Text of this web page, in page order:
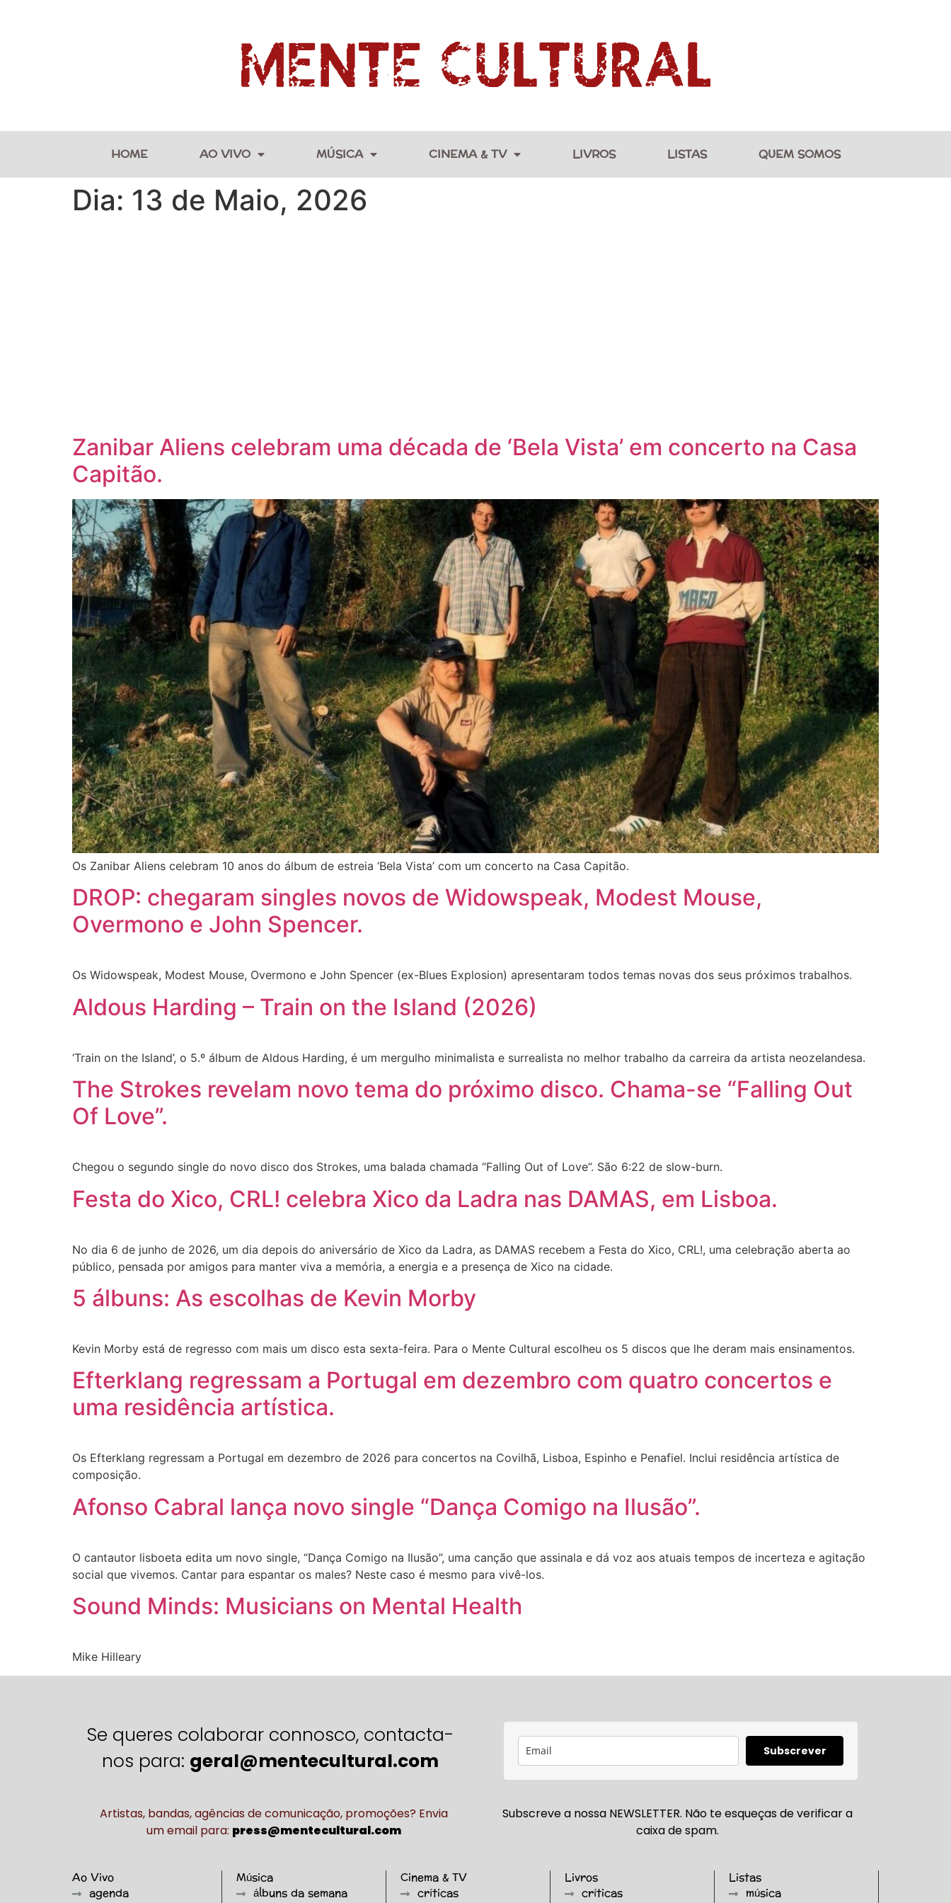
HOME AO VIVO MÚSICA CINEMA & TV LIVROS LISTAS QUEM SOMOS
Dia: 13 de Maio, 2026
Zanibar Aliens celebram uma década de ‘Bela Vista’ em concerto na Casa
Capitão.
Os Zanibar Aliens celebram 10 anos do álbum de estreia ‘Bela Vista’ com um concerto na Casa Capitão.
DROP: chegaram singles novos de Widowspeak, Modest Mouse,
Overmono e John Spencer.
Os Widowspeak, Modest Mouse, Overmono e John Spencer (ex-Blues Explosion) apresentaram todos temas novas dos seus próximos trabalhos.
Aldous Harding – Train on the Island (2026)
‘Train on the Island’, o 5.º álbum de Aldous Harding, é um mergulho minimalista e surrealista no melhor trabalho da carreira da artista neozelandesa.
The Strokes revelam novo tema do próximo disco. Chama-se “Falling Out
Of Love”.
Chegou o segundo single do novo disco dos Strokes, uma balada chamada “Falling Out of Love”. São 6:22 de slow-burn.
Festa do Xico, CRL! celebra Xico da Ladra nas DAMAS, em Lisboa.
No dia 6 de junho de 2026, um dia depois do aniversário de Xico da Ladra, as DAMAS recebem a Festa do Xico, CRL!, uma celebração aberta ao
público, pensada por amigos para manter viva a memória, a energia e a presença de Xico na cidade.
5 álbuns: As escolhas de Kevin Morby
Kevin Morby está de regresso com mais um disco esta sexta-feira. Para o Mente Cultural escolheu os 5 discos que lhe deram mais ensinamentos.
Efterklang regressam a Portugal em dezembro com quatro concertos e
uma residência artística.
Os Efterklang regressam a Portugal em dezembro de 2026 para concertos na Covilhã, Lisboa, Espinho e Penafiel. Inclui residência artística de
composição.
Afonso Cabral lança novo single “Dança Comigo na Ilusão”.
O cantautor lisboeta edita um novo single, “Dança Comigo na Ilusão”, uma canção que assinala e dá voz aos atuais tempos de incerteza e agitação
social que vivemos. Cantar para espantar os males? Neste caso é mesmo para vivê-los.
Sound Minds: Musicians on Mental Health
Mike Hilleary
Se queres colaborar connosco, contacta-
nos para: geral@mentecultural.com Subscrever
Artistas, bandas, agências de comunicação, promoções? Envia
um email para: press@mentecultural.com
Subscreve a nossa NEWSLETTER. Não te esqueças de verificar a
caixa de spam.
Ao Vivo
agenda
Música
álbuns da semana
Cinema & TV
críticas
Livros
críticas
Listas
música